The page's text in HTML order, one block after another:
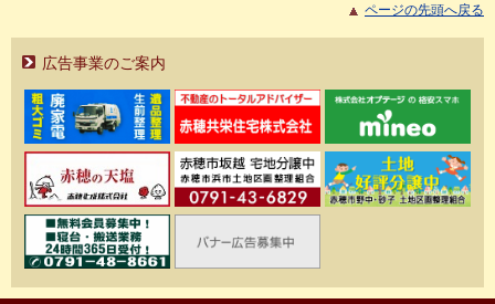
ページの先頭へ戻る
広告事業のご案内